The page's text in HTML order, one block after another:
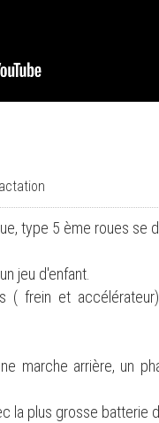
type 5 ème roues
jeu d'enfant.
( frein et
marche arrière, un
la plus grosse batterie